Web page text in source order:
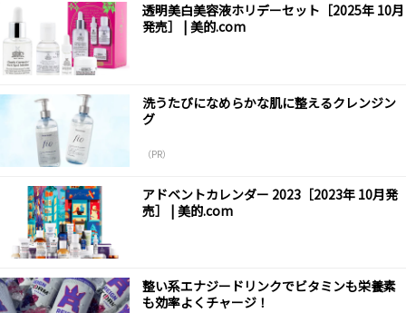
透明美白美容液ホリデーセット［2025年 10月
発売］ | 美的.com
洗うたびになめらかな肌に整えるクレンジン
グ
（PR）
アドベントカレンダー 2023［2023年 10月発
売］ | 美的.com
整い系エナジードリンクでビタミンも栄養素
も効率よくチャージ！